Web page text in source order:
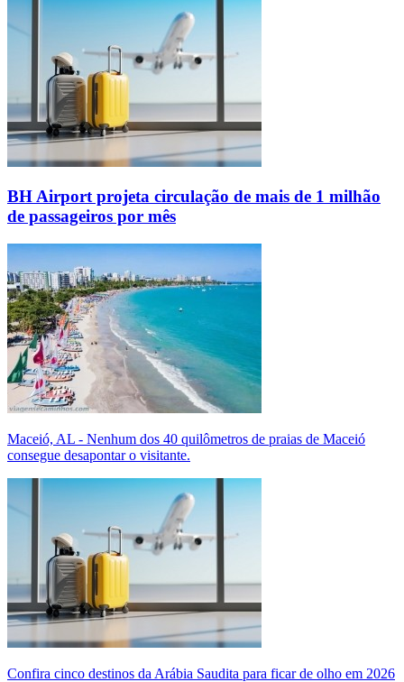
BH Airport projeta circulação de mais de 1 milhão
de passageiros por mês
Maceió, AL - Nenhum dos 40 quilômetros de praias de Maceió
consegue desapontar o visitante.
Confira cinco destinos da Arábia Saudita para ficar de olho em 2026